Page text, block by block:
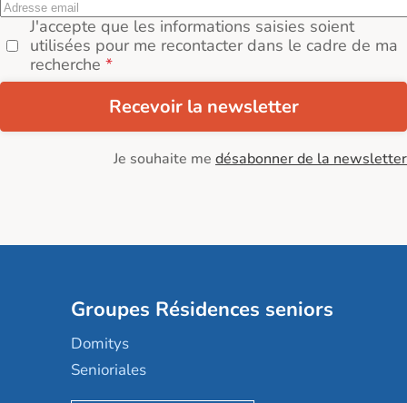
J'accepte que les informations saisies soient
utilisées pour me recontacter dans le cadre de ma
recherche
Recevoir la newsletter
Je souhaite me désabonner de la newsletter
Groupes Résidences seniors
Domitys
Senioriales
Nohée